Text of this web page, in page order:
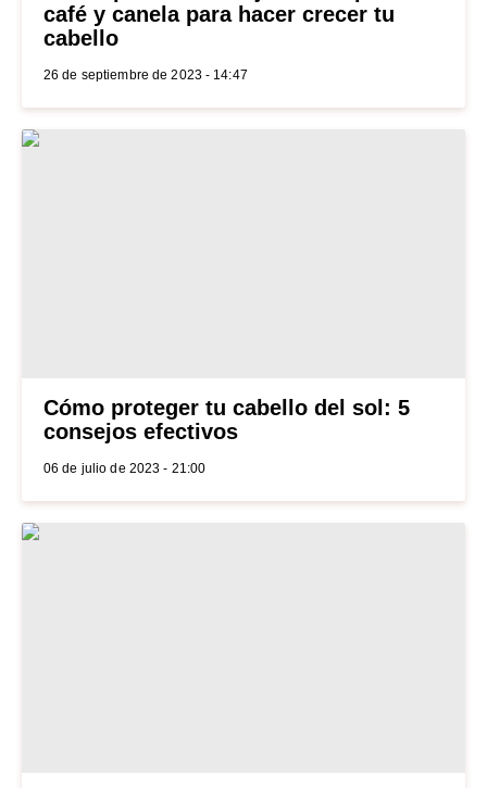
café y canela para hacer crecer tu
cabello
26 de septiembre de 2023 - 14:47
Cómo proteger tu cabello del sol: 5
consejos efectivos
06 de julio de 2023 - 21:00